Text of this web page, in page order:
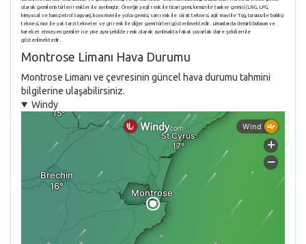
olarak gemilerin türleri renkler ile ayrılmıştır. Örneğin yeşil renk ile ticari gemi, kırmızı ile tanker gemisi (LNG, LPG,
kimyasal ve ham petrol taşıyan), koyu mavi ile yolcu gemisi, sarı renk ile sürat teknesi, açık mavi ile Tug, turuncu ile balıkçı
teknesi, mor ile yat tarzı tekneler ve gri renk ile diğer gemi türleri gösterilmektedir. Limanlarda demirli bulunan ve
hareket etmeyen gemiler ise yine aynı şekilde renk olarak ayrılmakta fakat yuvarlak daire şekilleri ile
gösterilmektedir.
Montrose Limanı Hava Durumu
Montrose Limanı ve çevresinin güncel hava durumu tahmini
bilgilerine ulaşabilirsiniz.
Windy